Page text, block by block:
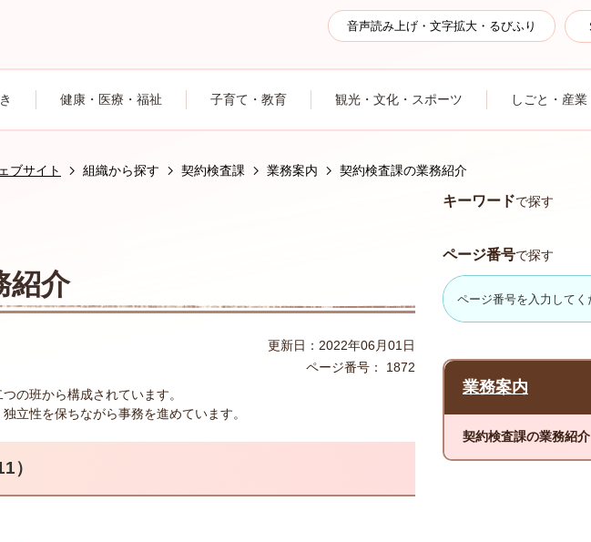
音声読み上げ・文字拡大・るびふり
健康・医療・福祉 子育て・教育 観光・文化・スポーツ しごと・産業
ブサイト 組織から探す 契約検査課 業務案内 契約検査課の業務紹介
紹介
更新日：2022年06月01日
ページ番号：
1872
の班から構成されています。
立性を保ちながら事務を進めています。
）
キーワードで探す
ページ番号で探す
業務案内
契約検査課の業務紹介